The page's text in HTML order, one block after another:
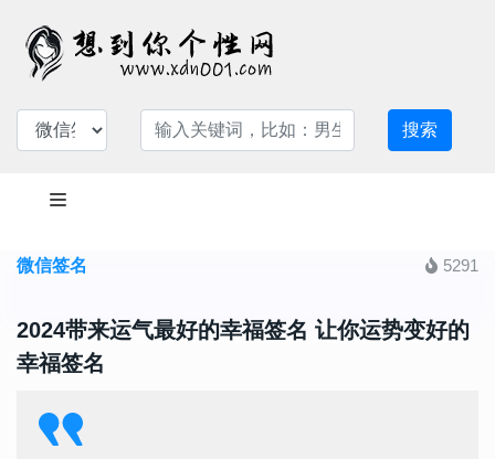
搜索
微信签名 5291
2024带来运气最好的幸福签名 让你运势变好的
幸福签名